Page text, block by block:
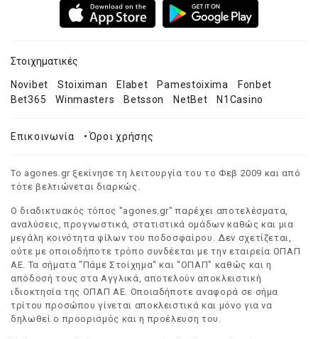
Στοιχηματικές
Novibet Stoiximan Elabet Pamestoixima
Fonbet
Bet365
Winmasters Betsson NetBet N1Casino
Επικοινωνία •Όροι χρήσης
Το agones.gr ξεκίνησε τη λειτουργία του το Φεβ 2009 και από
τότε βελτιώνεται διαρκώς.
Ο διαδικτυακός τόπος "agones.gr" παρέχει αποτελέσματα,
αναλύσεις, προγνωστικά, στατιστικά ομάδων καθώς και μια
μεγάλη κοινότητα φίλων του ποδοσφαίρου. Δεν σχετίζεται,
ούτε με οποιοδήποτε τρόπο συνδέεται με την εταιρεία ΟΠΑΠ
ΑΕ. Τα σήματα "Πάμε Στοίχημα" και "ΟΠΑΠ" καθώς και η
απόδοσή τους στα Αγγλικά, αποτελούν αποκλειστική
ιδιοκτησία της ΟΠΑΠ ΑΕ. Οποιαδήποτε αναφορά σε σήμα
τρίτου προσώπου γίνεται αποκλειστικά και μόνο για να
δηλωθεί ο προορισμός και η προέλευση του.